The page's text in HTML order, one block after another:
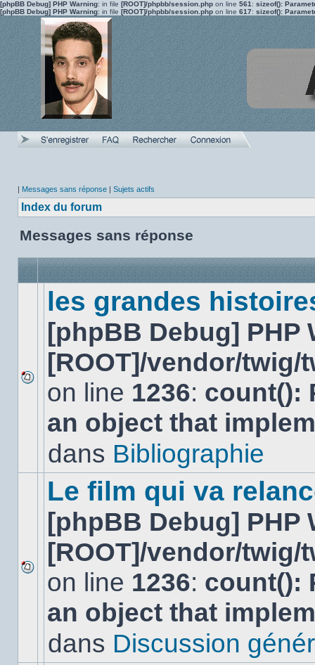
[phpBB Debug] PHP Warning: in file [ROOT]/phpbb/session.php on line 561 : sizeof():
[phpBB Debug] PHP Warning: in file [ROOT]/phpbb/session.php on line 617: sizeof():
| Messages sans réponse | Sujets actifs
Index du forum
Messages sans réponse
Aucun
nouveau
message
non-
dans
les grandes
[phpBB Debug] PHP
[ROOT]/vendor/
on line 1236: count():
an object that
dans Bibliographie
Aucun
nouveau
message
non-
dans
Le film qui va
[phpBB Debug] PHP
[ROOT]/vendor/
on line 1236: count():
an object that
dans Discussion